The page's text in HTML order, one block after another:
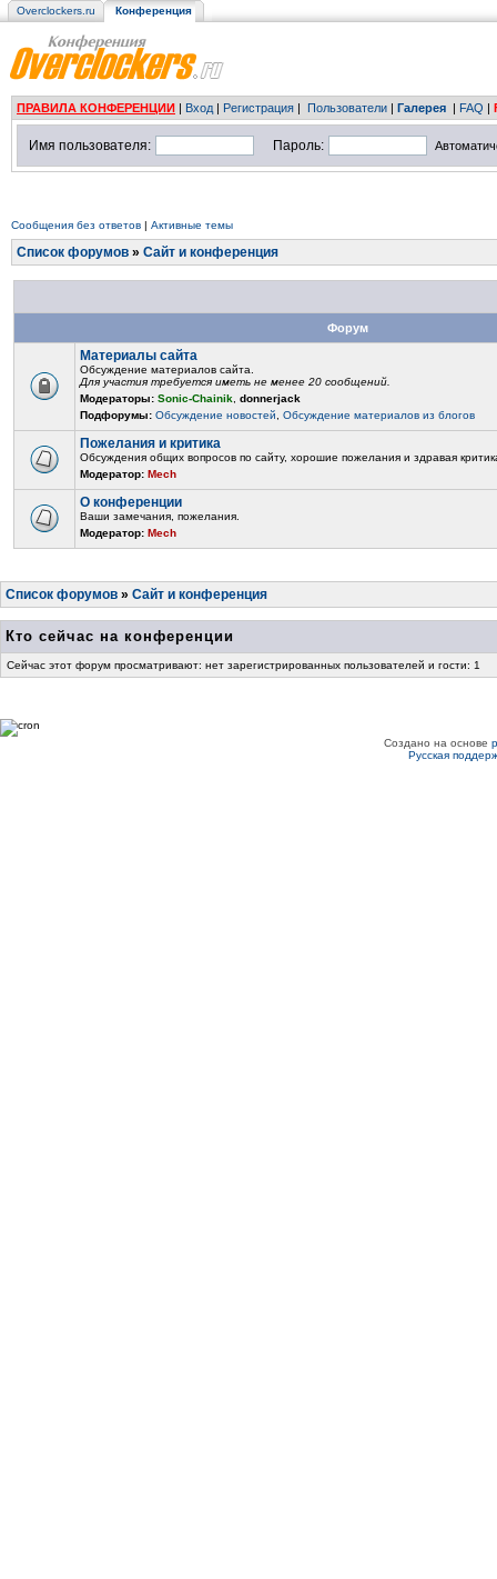
Overclockers.ru Конференция
ПРАВИЛА КОНФЕРЕНЦИИ | Вход | Регистрация | Пользователи | Галерея | FAQ |
Имя пользователя: Пароль:
Сообщения без ответов | Активные темы
Список форумов » Сайт и конференция
Форум
Материалы сайта
Обсуждение материалов сайта.
Для участия требуется иметь не менее 20 сообщений.
Модераторы: Sonic-Chainik donnerjack
Подфорумы: Обсуждение новостей Обсуждение материалов из блогов
Пожелания и критика
Обсуждения общих вопросов по сайту, хорошие пожелания и здравая
Модератор: Mech
О конференции
Ваши замечания, пожелания.
Модератор: Mech
Список форумов » Сайт и конференция
Кто сейчас на конференции
Сейчас этот форум просматривают: нет зарегистрированных пользователей и гости: 1
Создано на основе
Русская